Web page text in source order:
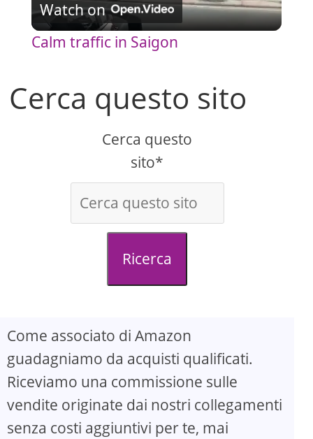
l
y
V
i
d
Watch on
Calm traffic in Saigon
Cerca questo sito
Cerca questo
sito*
Ricerca
Come associato di Amazon
guadagniamo da acquisti qualificati.
Riceviamo una commissione sulle
vendite originate dai nostri collegamenti
senza costi aggiuntivi per te, mai